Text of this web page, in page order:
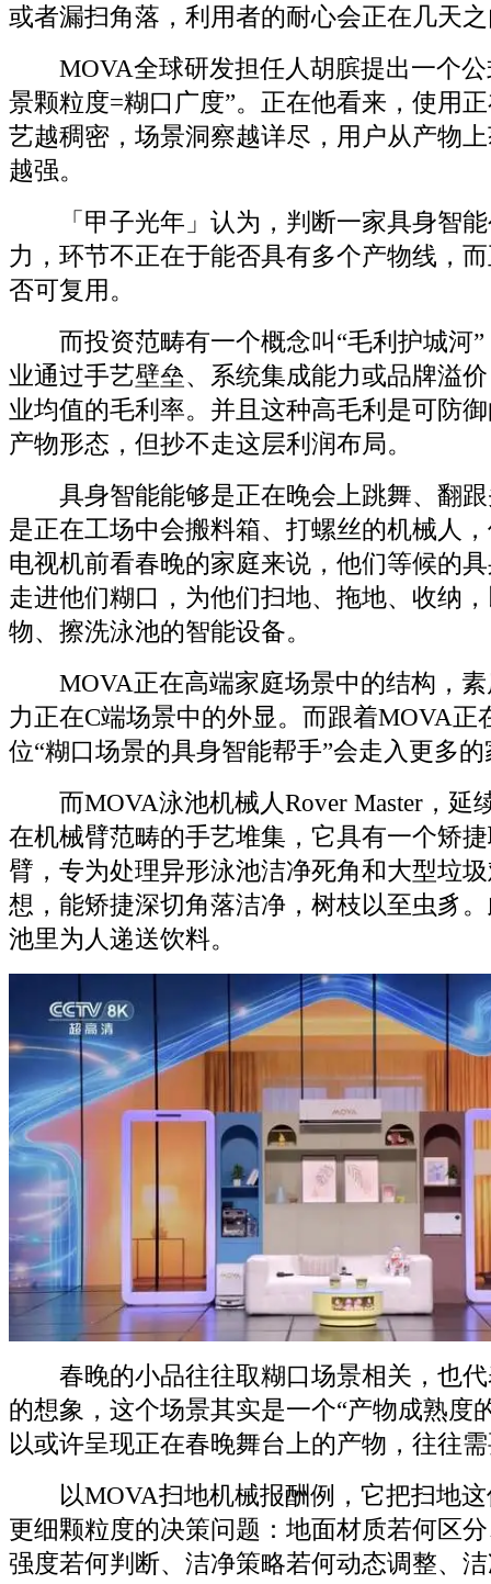
或者漏扫角落，利用者的耐心会正在几天
MOVA全球研发担任人胡膑提出一个公
景颗粒度=糊口广度”。正在他看来，使用
艺越稠密，场景洞察越详尽，用户从产物
越强。
「甲子光年」认为，判断一家具身智能
力，环节不正在于能否具有多个产物线，
否可复用。
而投资范畴有一个概念叫“毛利护城河”
业通过手艺壁垒、系统集成能力或品牌溢
业均值的毛利率。并且这种高毛利是可防
产物形态，但抄不走这层利润布局。
具身智能能够是正在晚会上跳舞、翻跟
是正在工场中会搬料箱、打螺丝的机械人
电视机前看春晚的家庭来说，他们等候的
走进他们糊口，为他们扫地、拖地、收纳
物、擦洗泳池的智能设备。
MOVA正在高端家庭场景中的结构，素
力正在C端场景中的外显。而跟着MOVA正
位“糊口场景的具身智能帮手”会走入更多
而MOVA泳池机械人Rover Master，延
在机械臂范畴的手艺堆集，它具有一个矫
臂，专为处理异形泳池洁净死角和大型垃
想，能矫捷深切角落洁净，树枝以至虫豸
池里为人递送饮料。
春晚的小品往往取糊口场景相关，也代
的想象，这个场景其实是一个“产物成熟度
以或许呈现正在春晚舞台上的产物，往往
以MOVA扫地机械报酬例，它把扫地这
更细颗粒度的决策问题：地面材质若何区
强度若何判断、洁净策略若何动态调整、